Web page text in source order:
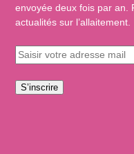
envoyée deux fois par an.
actualités sur l’allaitement.
S’inscrire